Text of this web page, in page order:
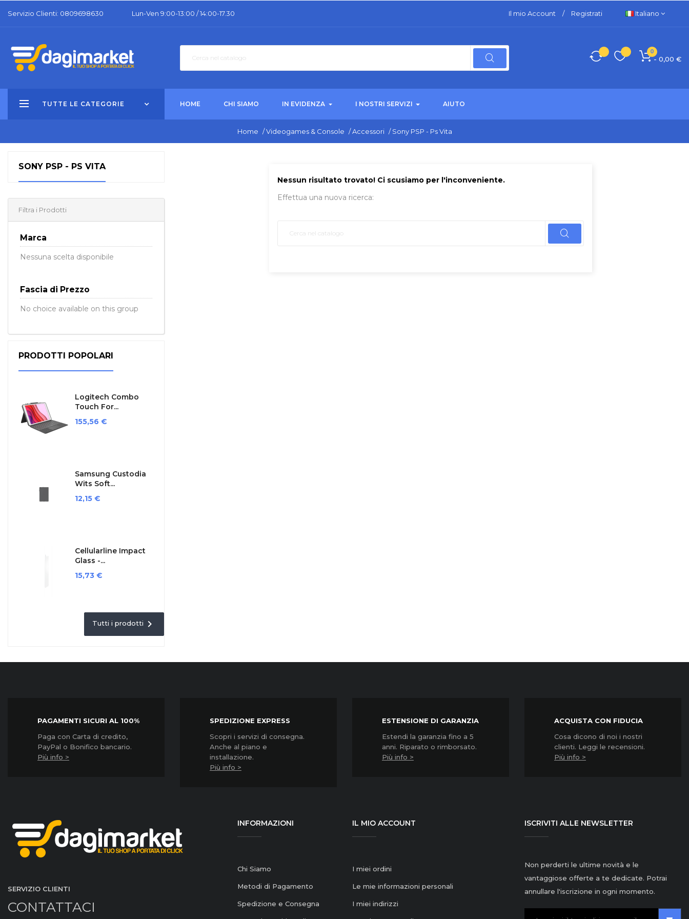
Servizio Clienti: 0809698630 Lun-Ven 9:00-13:00 / 14:00-17.30 Il mio Account / Registrati Italiano
0
- 0,00 €
TUTTE LE CATEGORIE HOME CHI SIAMO IN EVIDENZA I NOSTRI SERVIZI AIUTO
Home / Videogames & Console / Accessori / Sony PSP - Ps Vita
SONY PSP - PS VITA
Filtra i Prodotti
Marca
Nessuna scelta disponibile
Fascia di Prezzo
No choice available on this group
PRODOTTI POPOLARI
Logitech Combo
Touch For...
Prezzo
155,56 €
Samsung Custodia
Wits Soft...
Prezzo
12,15 €
Cellularline Impact
Glass -...
Prezzo
15,73 €
Tutti i prodotti 
Nessun risultato trovato! Ci scusiamo per l'inconveniente.
Effettua una nuova ricerca:
PAGAMENTI SICURI AL 100%
Paga con Carta di credito,
PayPal o Bonifico bancario.
Più info >
SPEDIZIONE EXPRESS
Scopri i servizi di consegna.
Anche al piano e
installazione.
Più info >
ESTENSIONE DI GARANZIA
Estendi la garanzia fino a 5
anni. Riparato o rimborsato.
Più info >
ACQUISTA CON FIDUCIA
Cosa dicono di noi i nostri
clienti. Leggi le recensioni.
Più info >
SERVIZIO CLIENTI
CONTATTACI
INFORMAZIONI
Chi Siamo
Metodi di Pagamento
Spedizione e Consegna
IL MIO ACCOUNT
I miei ordini
Le mie informazioni personali
I miei indirizzi
ISCRIVITI ALLE NEWSLETTER
Non perderti le ultime novità e le
vantaggiose offerte a te dedicate. Potrai
annullare l'iscrizione in ogni momento.